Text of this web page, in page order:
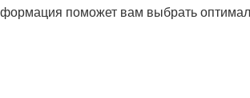
поможет вам выбрать